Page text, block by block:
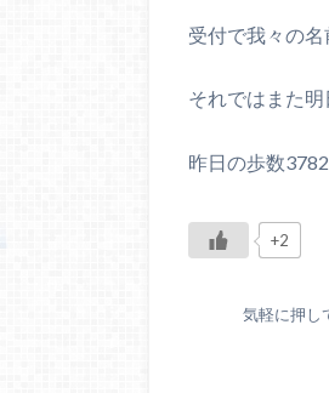
受付で我々の名
それではまた明
昨日の歩数
+2
気軽に押し